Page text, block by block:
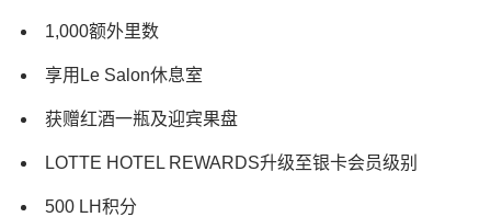
1,000额外里数
享用Le Salon休息室
获赠红酒一瓶及迎宾果盘
LOTTE HOTEL REWARDS升级至银卡会员级别
500 LH积分